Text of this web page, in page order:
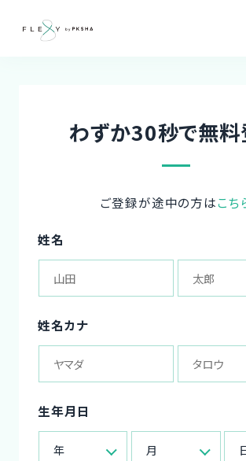
わずか30秒で無
ご登録が途中の方はこち
姓名
姓名カナ
生年月日
年 月